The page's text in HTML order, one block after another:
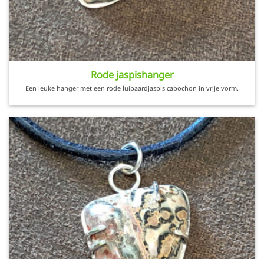
Rode jaspishanger
Een leuke hanger met een rode luipaardjaspis cabochon in vrije vorm.